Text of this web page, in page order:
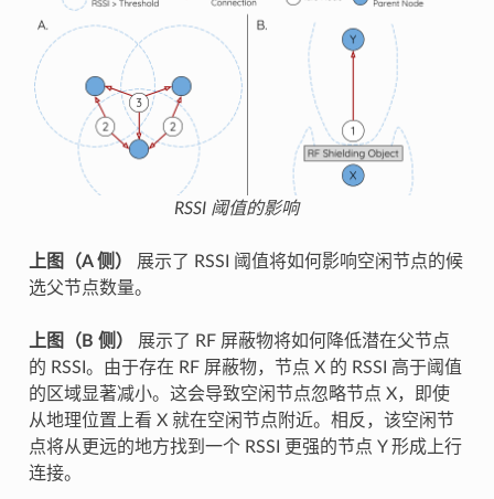
RSSI 阈值的影响
上图（A 侧）
展示了 RSSI 阈值将如何影响空闲节点的候
选父节点数量。
上图（B 侧）
展示了 RF 屏蔽物将如何降低潜在父节点
的 RSSI。由于存在 RF 屏蔽物，节点 X 的 RSSI 高于阈值
的区域显著减小。这会导致空闲节点忽略节点 X，即使
从地理位置上看 X 就在空闲节点附近。相反，该空闲节
点将从更远的地方找到一个 RSSI 更强的节点 Y 形成上行
连接。